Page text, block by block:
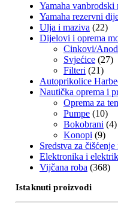
Yamaha vanbrodski
Yamaha rezervni
Ulja i maziva (22)
Dijelovi i oprema
Cinkovi/
Svjećice (27)
Filteri (21)
Autoprikolice
Nautička oprema i
Oprema za
Pumpe (10)
Bokobrani (4)
Konopi (9)
Sredstva za
Elektronika i
Vijčana roba (368)
Istaknuti proizvodi